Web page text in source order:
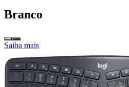
Branco
Saiba mais